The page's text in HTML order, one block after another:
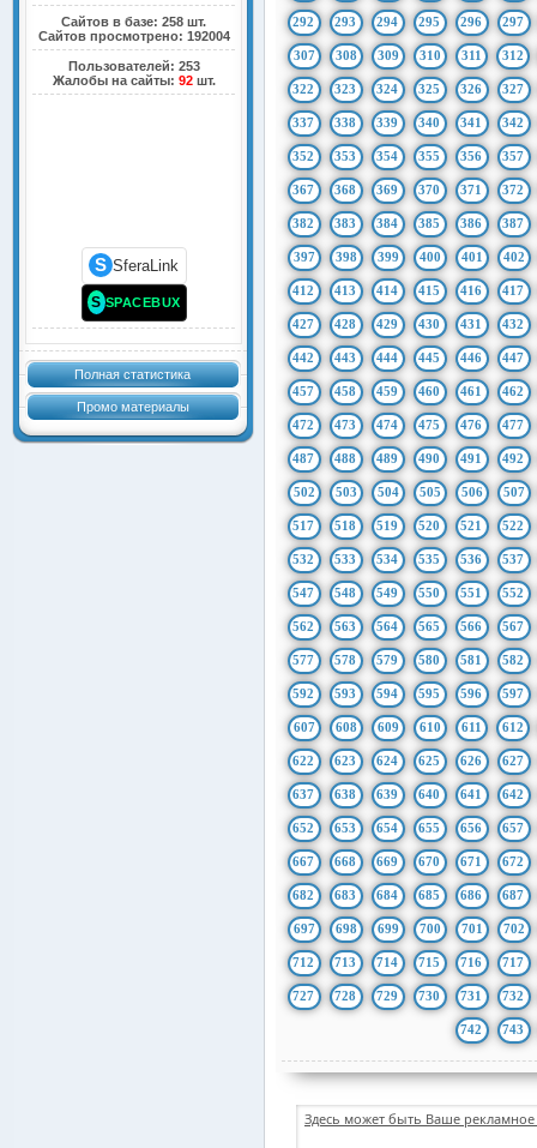
Сайтов в базе: 258 шт.
Сайтов просмотрено: 192004
Пользователей: 253
Жалобы на сайты: 92шт.
S SferaLink
S SPACEBUX
Полная статистика
Промо материалы
292 293 294 295 296 297
307 308 309 310 311 312
322 323 324 325 326 327
337 338 339 340 341 342
352 353 354 355 356 357
367 368 369 370 371 372
382 383 384 385 386 387
397 398 399 400 401 402
412 413 414 415 416 417
427 428 429 430 431 432
442 443 444 445 446 447
457 458 459 460 461 462
472 473 474 475 476 477
487 488 489 490 491 492
502 503 504 505 506 507
517 518 519 520 521 522
532 533 534 535 536 537
547 548 549 550 551 552
562 563 564 565 566 567
577 578 579 580 581 582
592 593 594 595 596 597
607 608 609 610 611 612
622 623 624 625 626 627
637 638 639 640 641 642
652 653 654 655 656 657
667 668 669 670 671 672
682 683 684 685 686 687
697 698 699 700 701 702
712 713 714 715 716 717
727 728 729 730 731 732
742 743
Здесь может быть Ваше